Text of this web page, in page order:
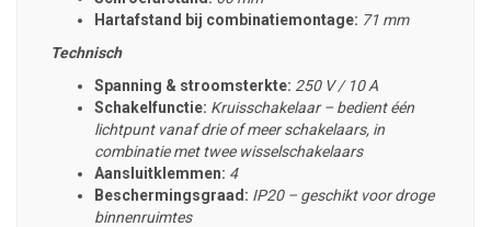
Hartafstand bij combinatiemontage: 71 mm
Technisch
Spanning & stroomsterkte: 250 V / 10 A
Schakelfunctie: Kruisschakelaar – bedient één
lichtpunt vanaf drie of meer schakelaars, in
combinatie met twee wisselschakelaars
Aansluitklemmen: 4
Beschermingsgraad: IP20 – geschikt voor droge
binnenruimtes